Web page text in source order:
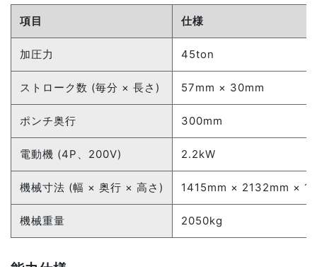
項目 仕様
加圧力 45ton
ストローク数 (毎分 × 長さ) 57mm × 30mm
ポンチ奥行 300mm
電動機 (4P、200V) 2.2kW
機械寸法 (幅 × 奥行 × 高さ) 1415mm × 2132mm ×
機械重量 2050kg